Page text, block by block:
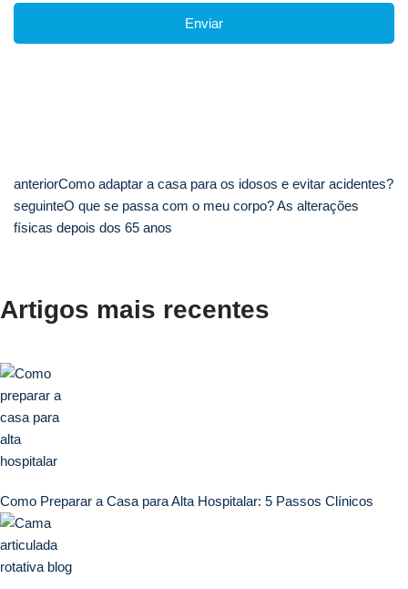
anteriorComo adaptar a casa para os idosos e evitar acidentes?
seguinteO que se passa com o meu corpo? As alterações
físicas depois dos 65 anos
Artigos mais recentes
Como Preparar a Casa para Alta Hospitalar: 5 Passos Clínicos